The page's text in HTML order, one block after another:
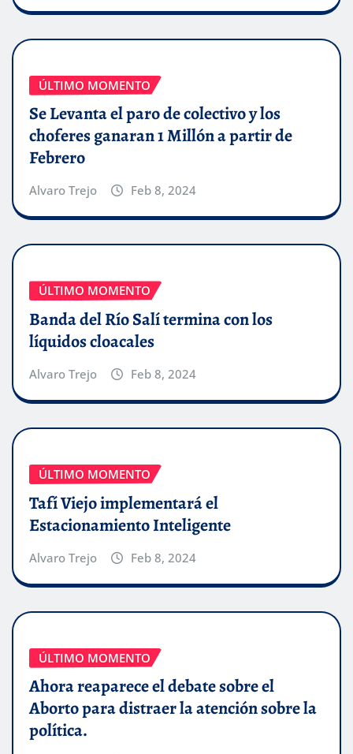
ÚLTIMO MOMENTO
Se Levanta el paro de colectivo y los
choferes ganaran 1 Millón a partir de
Febrero
Alvaro Trejo Feb 8, 2024
ÚLTIMO MOMENTO
Banda del Río Salí termina con los
líquidos cloacales
Alvaro Trejo Feb 8, 2024
ÚLTIMO MOMENTO
Tafí Viejo implementará el
Estacionamiento Inteligente
Alvaro Trejo Feb 8, 2024
ÚLTIMO MOMENTO
Ahora reaparece el debate sobre el
Aborto para distraer la atención sobre la
política.